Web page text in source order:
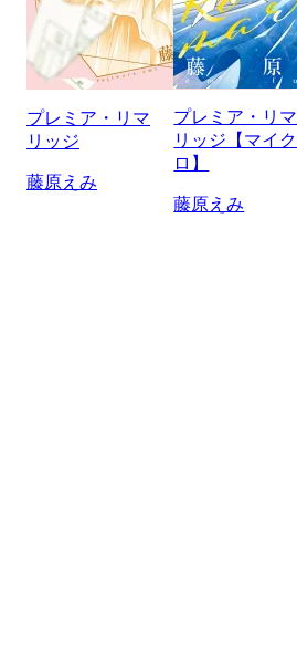
プレミア・リマ
リッジ
藤原えみ
プレミア・リマ
リッジ【マイク
ロ】
藤原えみ